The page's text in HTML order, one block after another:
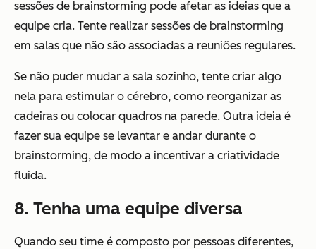
sessões de brainstorming pode afetar as ideias que a
equipe cria. Tente realizar sessões de brainstorming
em salas que não são associadas a reuniões regulares.
Se não puder mudar a sala sozinho, tente criar algo
nela para estimular o cérebro, como reorganizar as
cadeiras ou colocar quadros na parede. Outra ideia é
fazer sua equipe se levantar e andar durante o
brainstorming, de modo a incentivar a criatividade
fluida.
8. Tenha uma equipe diversa
Quando seu time é composto por pessoas diferentes,